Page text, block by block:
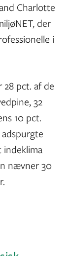
Charlotte
der
i
28 pct. af de
32
10 pct.
indeklima
nævner 30